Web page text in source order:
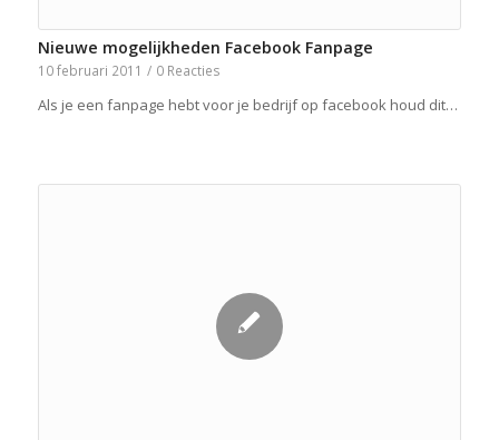
Nieuwe mogelijkheden Facebook Fanpage
10 februari 2011 / 0 Reacties
Als je een fanpage hebt voor je bedrijf op facebook houd dit…